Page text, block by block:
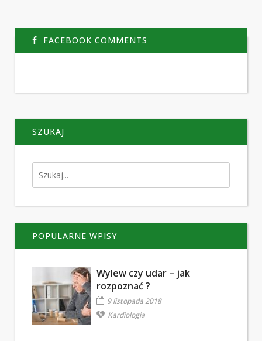
FACEBOOK COMMENTS
SZUKAJ
POPULARNE WPISY
Wylew czy udar – jak
rozpoznać ?
9 listopada 2018
Kardiologia